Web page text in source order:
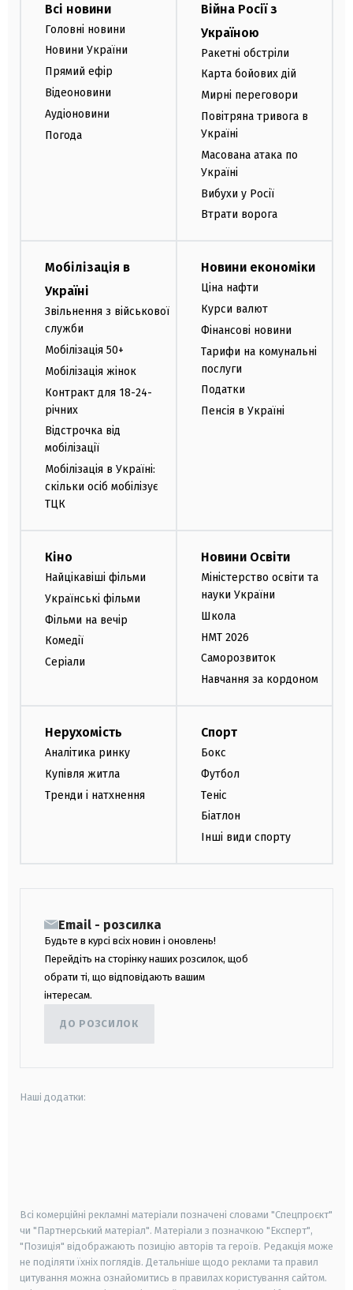
Всі новини
Головні новини
Новини України
Прямий ефір
Відеоновини
Аудіоновини
Погода
Війна Росії з
Україною
Ракетні обстріли
Карта бойових дій
Мирні переговори
Повітряна тривога в
Україні
Масована атака по
Україні
Вибухи у Росії
Втрати ворога
Мобілізація в
Україні
Звільнення з військової
служби
Мобілізація 50+
Мобілізація жінок
Контракт для 18-24-
річних
Відстрочка від
мобілізації
Мобілізація в Україні:
скільки осіб мобілізує
ТЦК
Новини економіки
Ціна нафти
Курси валют
Фінансові новини
Тарифи на комунальні
послуги
Податки
Пенсія в Україні
Кіно
Найцікавіші фільми
Українські фільми
Фільми на вечір
Комедії
Серіали
Новини Освіти
Міністерство освіти та
науки України
Школа
НМТ 2026
Саморозвиток
Навчання за кордоном
Нерухомість
Аналітика ринку
Купівля житла
Тренди і натхнення
Спорт
Бокс
Футбол
Теніс
Біатлон
Інші види спорту
Email - розсилка
Будьте в курсі всіх новин і оновлень!
Перейдіть на сторінку наших розсилок, щоб
обрати ті, що відповідають вашим
інтересам.
ДО РОЗСИЛОК
Наші додатки:
Всі комерційні рекламні матеріали позначені словами "Спецпроєкт"
чи "Партнерський матеріал". Матеріали з позначкою "Експерт",
"Позиція" відображають позицію авторів та героїв. Редакція може
не поділяти їхніх поглядів. Детальніше щодо реклами та правил
цитування можна ознайомитись в правилах користування сайтом.